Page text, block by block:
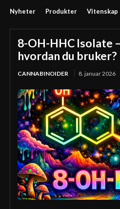
Nyheter Produkter Vitenskap
8-OH-HHC Isolate
hvordan du bruker?
CANNABINOIDER 8. januar 2026